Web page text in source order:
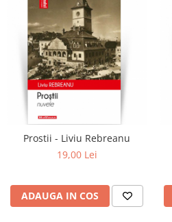
Prostii - Liviu Rebreanu
19,00 Lei
ADAUGA IN COS